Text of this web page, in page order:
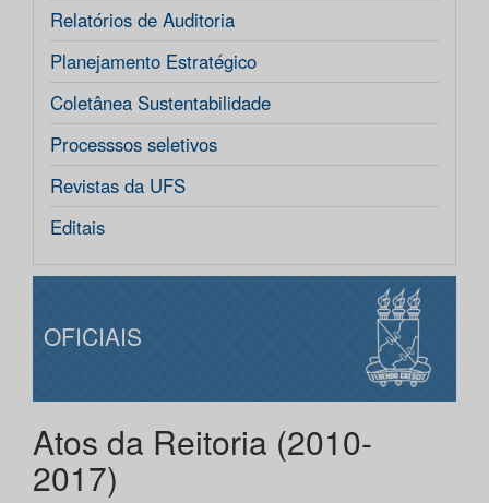
Relatórios de Auditoria
Planejamento Estratégico
Coletânea Sustentabilidade
Processsos seletivos
Revistas da UFS
Editais
OFICIAIS
Atos da Reitoria (2010-
2017)